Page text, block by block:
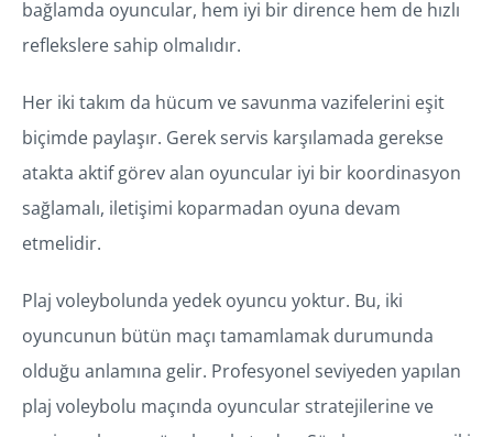
bağlamda oyuncular, hem iyi bir dirence hem de hızlı
reflekslere sahip olmalıdır.
Her iki takım da hücum ve savunma vazifelerini eşit
biçimde paylaşır. Gerek servis karşılamada gerekse
atakta aktif görev alan oyuncular iyi bir koordinasyon
sağlamalı, iletişimi koparmadan oyuna devam
etmelidir.
Plaj voleybolunda yedek oyuncu yoktur. Bu, iki
oyuncunun bütün maçı tamamlamak durumunda
olduğu anlamına gelir. Profesyonel seviyeden yapılan
plaj voleybolu maçında oyuncular stratejilerine ve